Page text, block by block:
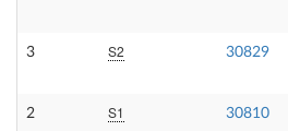
3 S2 30829
2 S1 30810